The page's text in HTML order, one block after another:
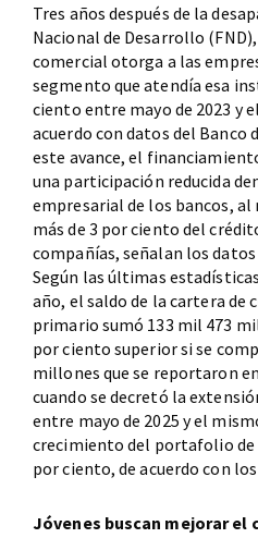
Tres años después de la
Nacional de Desarrollo
comercial otorga a las
segmento que atendía esa
ciento entre mayo de 2023 y
acuerdo con datos del Banco
este avance, el
una participación reducida
empresarial de los bancos,
más de 3 por ciento del
compañías, señalan los
Según las últimas
año, el saldo de la cartera
primario sumó 133 mil 473
por ciento superior si se
millones que se reportaron
cuando se decretó la
entre mayo de 2025 y el
crecimiento del portafolio de
por ciento, de acuerdo con
Jóvenes buscan mejorar el